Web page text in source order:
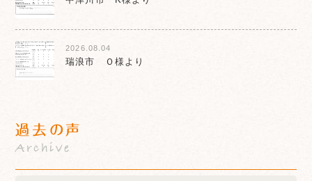
2026.08.04
瑞浪市 Ｏ様より
過去の声
Archive